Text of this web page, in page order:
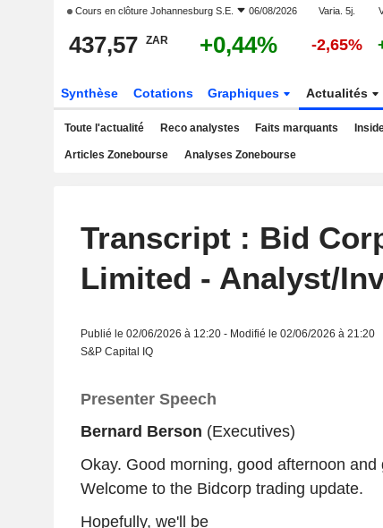
Cours en clôture Johannesburg S.E. 06/08/2026 Varia. 5j.
437,57 ZAR +0,44% -2,65%
Synthèse Cotations Graphiques Actualités
Toute l'actualité Reco analystes Faits marquants
Articles Zonebourse Analyses Zonebourse
Transcript : Bid
Limited - Analyst/
Publié le 02/06/2026 à 12:20 - Modifié le 02/06/2026 à 21:20
S&P Capital IQ
Presenter Speech
Bernard Berson (Executives)
Okay. Good morning, good afternoon
Welcome to the Bidcorp trading update.
Hopefully, we'll be